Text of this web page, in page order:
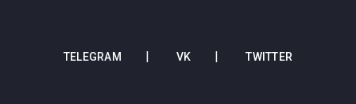
TELEGRAM VK TWITTER